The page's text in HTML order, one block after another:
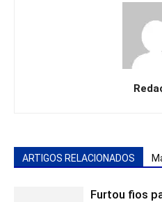
ARTIGOS RELACIONADOS
Furtou fios